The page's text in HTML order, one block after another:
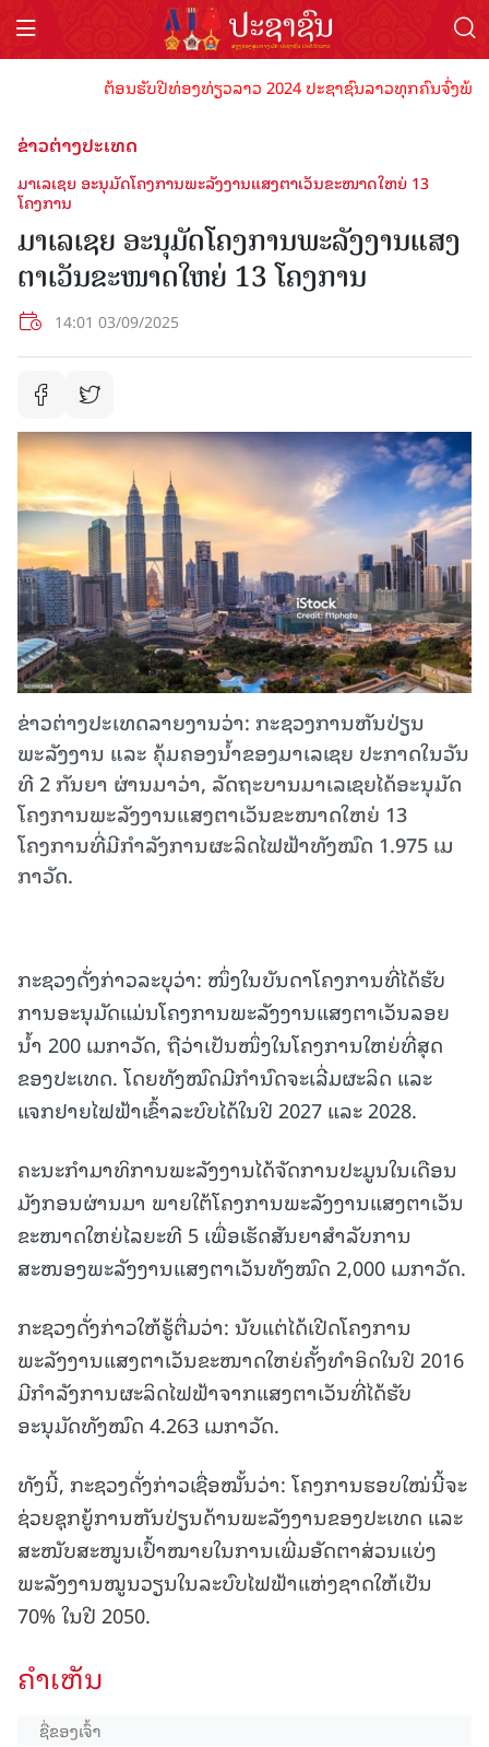
ຕ້ອນຮັບປີທ່ອງທ່ຽວລາວ 2024 ປະຊາຊົນລາວທຸກຄົນຈົ່ງພ້ອ
ຂ່າວຕ່າງປະເທດ
ມາເລເຊຍ ອະນຸມັດໂຄງການພະລັງງານແສງຕາເວັນຂະໜາດໃຫຍ່ 13
ໂຄງການ
ມາເລເຊຍ ອະນຸມັດໂຄງການພະລັງງານແສງ
ຕາເວັນຂະໜາດໃຫຍ່ 13 ໂຄງການ
14:01 03/09/2025
ຂ່າວຕ່າງປະເທດລາຍງານວ່າ: ກະຊວງ​ການ​ຫັນ​ປ່ຽນ​
ພະລັງງານ​ ແລະ​ ຄຸ້ມ​ຄອງ​ນ້ຳ​ຂອງ​ມາ​ເລ​ເຊຍ​ ປະກາດ​ໃນ​ວັນ​
ທີ 2 ກັນຍາ​ ຜ່ານມາ​ວ່າ, ລັດຖະບານ​ມາ​ເລ​ເຊຍ​ໄດ້​ອະນຸມັດ​
ໂຄງການ​​ພະລັງງານ​ແສງຕາ​ເວັນຂະໜາດ​ໃຫຍ່ 13 ​
ໂຄງການ​ທີ່​ມີ​ກຳລັງ​ການ​ຜະລິດ​ໄຟຟ້າ​ທັງ​ໝົດ 1.975 ​ເມ​
ກາ​ວັດ.
ກະຊວງດັ່ງກ່າວລະບຸວ່າ: ໜຶ່ງໃນບັນດາໂຄງການທີ່ໄດ້ຮັບ
ການອະນຸມັດແມ່ນໂຄງການພະລັງງານແສງຕາເວັນລອຍ
ນ້ຳ 200 ເມກາວັດ, ຖືວ່າເປັນໜຶ່ງໃນໂຄງການໃຫຍ່ທີ່ສຸດ
ຂອງປະເທດ. ໂດຍທັງໝົດມີກຳນົດຈະເລີ່ມຜະລິດ ແລະ
ແຈກຢາຍໄຟຟ້າເຂົ້າລະບົບໄດ້ໃນປີ 2027 ແລະ 2028.
ຄະນະກໍາມາທິການພະລັງງານໄດ້ຈັດການປະມູນໃນເດືອນ
ມັງກອນຜ່ານມາ ພາຍໃຕ້ໂຄງການພະລັງງານແສງຕາເວັນ
ຂະໜາດໃຫຍ່ໄລຍະທີ 5 ເພື່ອເຮັດສັນຍາສໍາລັບການ
ສະໜອງພະລັງງານແສງຕາເວັນທັງໝົດ 2,000 ເມກາວັດ.
ກະຊວງດັ່ງກ່າວໃຫ້ຮູ້ຕື່ມວ່າ: ນັບແຕ່ໄດ້ເປີດໂຄງການ
ພະລັງງານແສງຕາເວັນຂະໜາດໃຫຍ່ຄັ້ງທຳອິດໃນປີ 2016
ມີກຳລັງການຜະລິດໄຟຟ້າຈາກແສງຕາເວັນທີ່ໄດ້ຮັບ
ອະນຸມັດທັງໝົດ 4.263 ເມກາວັດ.
ທັງນີ້, ກະຊວງດັ່ງກ່າວເຊື່ອໝັ້ນວ່າ: ໂຄງການຮອບໃໝ່ນີ້ຈະ
ຊ່ວຍຊຸກຍູ້ການຫັນປ່ຽນດ້ານພະລັງງານຂອງປະເທດ ແລະ
ສະໜັບສະໜູນເປົ້າໝາຍໃນການເພີ່ມອັດຕາສ່ວນແບ່ງ
ພະລັງງານໝູນວຽນໃນລະບົບໄຟຟ້າແຫ່ງຊາດໃຫ້ເປັນ
70% ໃນປີ 2050.
ຄໍາເຫັນ